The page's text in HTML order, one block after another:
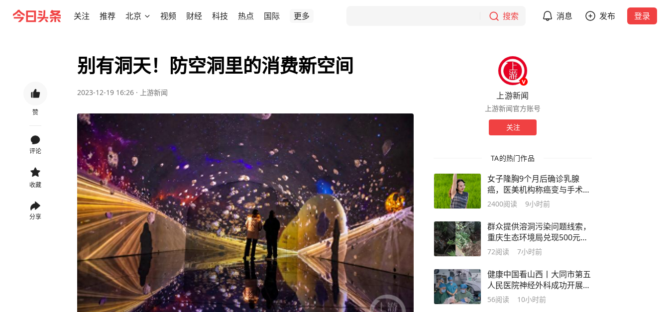
关注 推荐 北京 视频 财经 科技 热点 国际 更多 搜索 消息 发布 登录
赞
评论
收藏
分享
别有洞天！防空洞里的消费新空间
2023-12-19 16:26 · 上游新闻 上游新闻
上游新闻官方账号
关注
TA的热门作品
女子隆胸9个月后确诊乳腺
癌，医美机构称癌变与手术无
关，建议走司法途径厘清责任
2400阅读 9小时前
群众提供溶洞污染问题线索，
重庆生态环境局兑现500元奖
励
72阅读 7小时前
健康中国看山西丨大同市第五
人民医院神经外科成功开展两
例细胞级荧光导引
56阅读 10小时前